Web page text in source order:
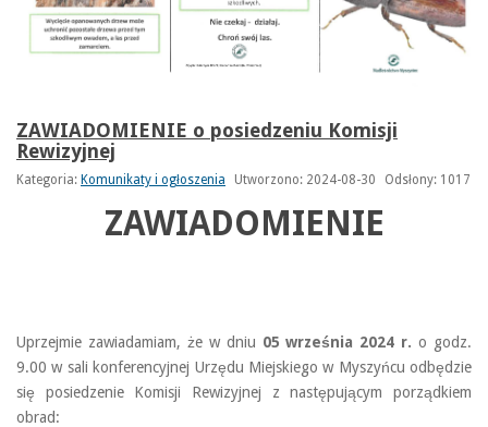
ZAWIADOMIENIE o posiedzeniu Komisji
Rewizyjnej
Kategoria: Komunikaty i ogłoszenia Utworzono: 2024-08-30 Odsłony: 1017
ZAWIADOMIENIE
Uprzejmie zawiadamiam, że w dniu 05 września 2024 r. o godz.
9.00 w sali konferencyjnej Urzędu Miejskiego w Myszyńcu odbędzie
się posiedzenie Komisji Rewizyjnej z następującym porządkiem
obrad: